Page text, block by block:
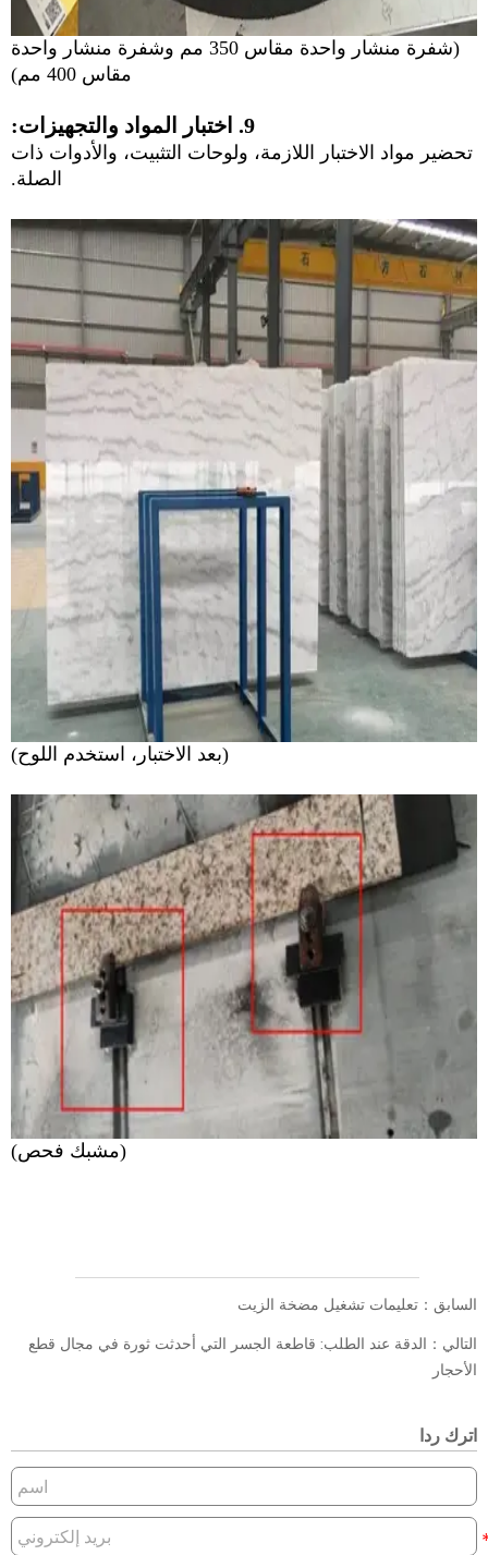
(شفرة منشار واحدة مقاس 350 مم وشفرة منشار واحدة
مقاس 400 مم)
9. اختبار المواد والتجهيزات:
تحضير مواد الاختبار اللازمة، ولوحات التثبيت، والأدوات ذات
الصلة.
(بعد الاختبار، استخدم اللوح)
(مشبك فحص)
السابق： تعليمات تشغيل مضخة الزيت
التالي： الدقة عند الطلب: قاطعة الجسر التي أحدثت ثورة في مجال قطع
الأحجار
اترك ردا